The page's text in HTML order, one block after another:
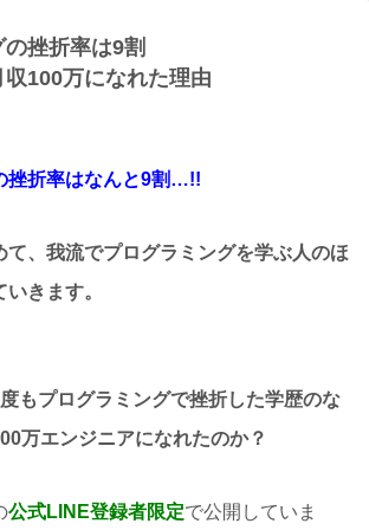
挫折率は9割
100万になれた理由
挫折率はなんと9割…!!
て、我流でプログラミングを学ぶ人のほ
きます。
もプログラミングで挫折した学歴のな
万エンジニアになれたのか？
公式LINE登録者限定で公開していま